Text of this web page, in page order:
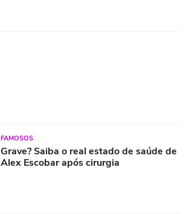
FAMOSOS
Grave? Saiba o real estado de saúde de
Alex Escobar após cirurgia